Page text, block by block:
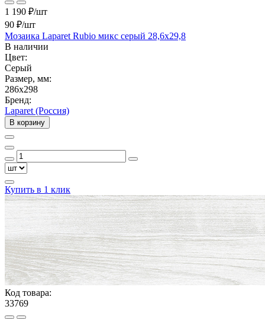
1 190 ₽/шт
90 ₽/шт
Мозаика Laparet Rubio микс серый 28,6х29,8
В наличии
Цвет:
Серый
Размер, мм:
286x298
Бренд:
Laparet (Россия)
В корзину
Купить в 1 клик
Код товара:
33769